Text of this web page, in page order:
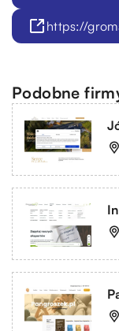
https://
Podobne